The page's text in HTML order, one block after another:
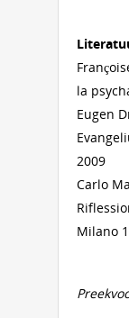
la
Eugen
2009
Carlo
Milano